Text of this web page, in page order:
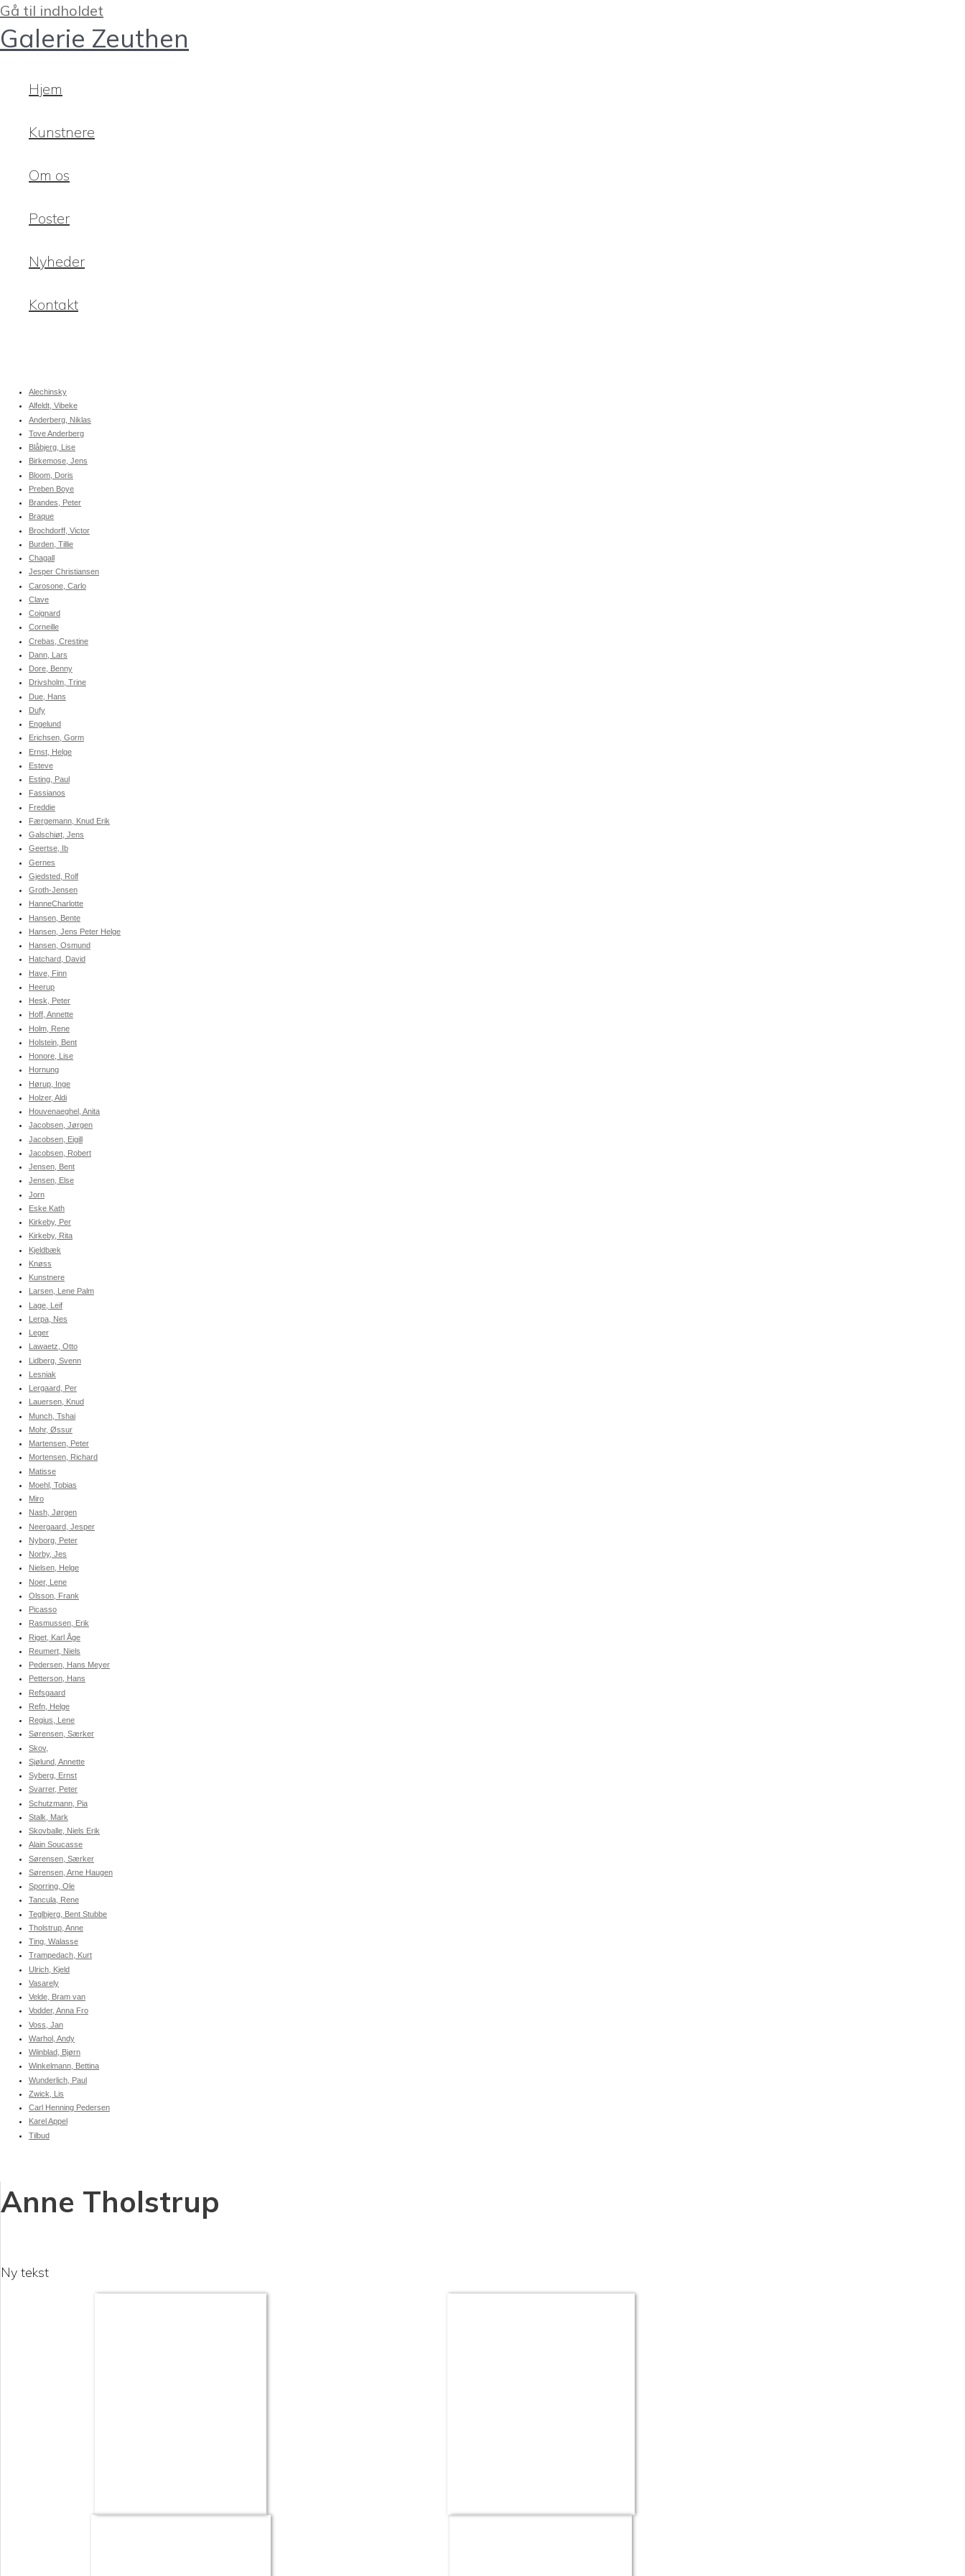
Gå til indholdet
Galerie Zeuthen
Hjem
Kunstnere
Om os
Poster
Nyheder
Kontakt
Alechinsky
Alfeldt, Vibeke
Anderberg, Niklas
Tove Anderberg
Blåbjerg, Lise
Birkemose, Jens
Bloom, Doris
Preben Boye
Brandes, Peter
Braque
Brochdorff, Victor
Burden, Tillie
Chagall
Jesper Christiansen
Carosone, Carlo
Clave
Coignard
Corneille
Crebas, Crestine
Dann, Lars
Dore, Benny
Drivsholm, Trine
Due, Hans
Dufy
Engelund
Erichsen, Gorm
Ernst, Helge
Esteve
Esting, Paul
Fassianos
Freddie
Færgemann, Knud Erik
Galschiøt, Jens
Geertse, Ib
Gernes
Gjedsted, Rolf
Groth-Jensen
HanneCharlotte
Hansen, Bente
Hansen, Jens Peter Helge
Hansen, Osmund
Hatchard, David
Have, Finn
Heerup
Hesk, Peter
Hoff, Annette
Holm, Rene
Holstein, Bent
Honore, Lise
Hornung
Hørup, Inge
Holzer, Aldi
Houvenaeghel, Anita
Jacobsen, Jørgen
Jacobsen, Eigill
Jacobsen, Robert
Jensen, Bent
Jensen, Else
Jorn
Eske Kath
Kirkeby, Per
Kirkeby, Rita
Kjeldbæk
Knøss
Kunstnere
Larsen, Lene Palm
Lage, Leif
Lerpa, Nes
Leger
Lawaetz, Otto
Lidberg, Svenn
Lesniak
Lergaard, Per
Lauersen, Knud
Munch, Tshai
Mohr, Øssur
Martensen, Peter
Mortensen, Richard
Matisse
Moehl, Tobias
Miro
Nash, Jørgen
Neergaard, Jesper
Nyborg, Peter
Norby, Jes
Nielsen, Helge
Noer, Lene
Olsson, Frank
Picasso
Rasmussen, Erik
Riget, Karl Åge
Reumert, Niels
Pedersen, Hans Meyer
Petterson, Hans
Refsgaard
Refn, Helge
Regius, Lene
Sørensen, Særker
Skov,
Sjølund, Annette
Syberg, Ernst
Svarrer, Peter
Schutzmann, Pia
Stalk, Mark
Skovballe, Niels Erik
Alain Soucasse
Sørensen, Særker
Sørensen, Arne Haugen
Sporring, Ole
Tancula, Rene
Teglbjerg, Bent Stubbe
Tholstrup, Anne
Ting, Walasse
Trampedach, Kurt
Ulrich, Kjeld
Vasarely
Velde, Bram van
Vodder, Anna Fro
Voss, Jan
Warhol, Andy
Wiinblad, Bjørn
Winkelmann, Bettina
Wunderlich, Paul
Zwick, Lis
Carl Henning Pedersen
Karel Appel
Tilbud
Anne Tholstrup
Ny tekst